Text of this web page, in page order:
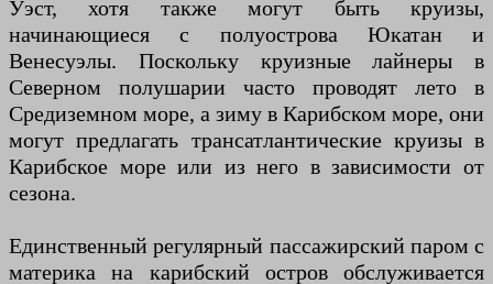
Уэст, хотя также могут быть круизы,
начинающиеся с полуострова Юкатан и
Венесуэлы. Поскольку круизные лайнеры в
Северном полушарии часто проводят лето в
Средиземном море, а зиму в Карибском море, они
могут предлагать трансатлантические круизы в
Карибское море или из него в зависимости от
сезона.
Единственный регулярный пассажирский паром с
материка на карибский остров обслуживается